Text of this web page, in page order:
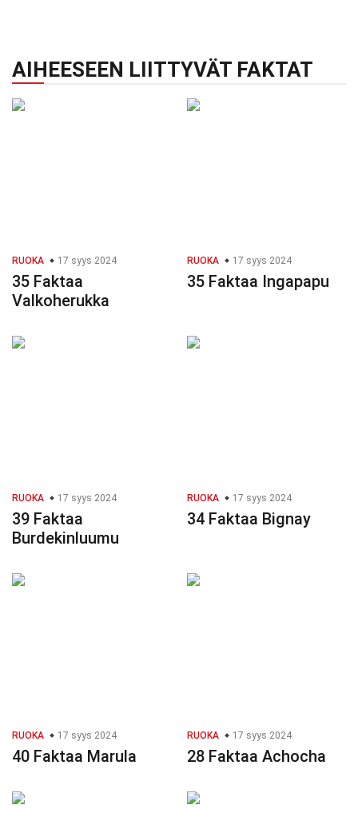
AIHEESEEN LIITTYVÄT FAKTAT
RUOKA 17 syys 2024
35 Faktaa
Valkoherukka
RUOKA 17 syys 2024
35 Faktaa Ingapapu
RUOKA 17 syys 2024
39 Faktaa
Burdekinluumu
RUOKA 17 syys 2024
34 Faktaa Bignay
RUOKA 17 syys 2024
40 Faktaa Marula
RUOKA 17 syys 2024
28 Faktaa Achocha